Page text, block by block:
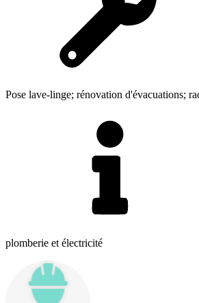
Pose lave-linge; rénovation d'évacuations;
plomberie et électricité